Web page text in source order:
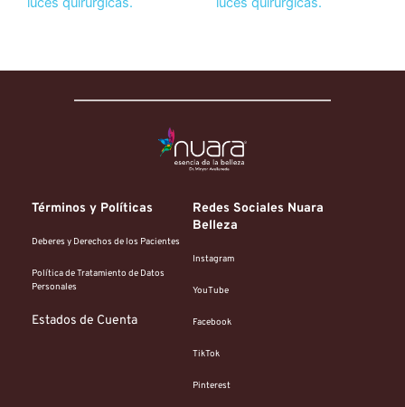
Términos y Políticas
Deberes y Derechos de los Pacientes
Política de Tratamiento de Datos
Personales
Estados de Cuenta
Redes Sociales Nuara
Belleza
Instagram
YouTube
Facebook
TikTok
Pinterest